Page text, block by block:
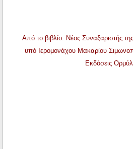
Από το βιβλίο: Νέος Συναξαριστής
υπό Ιερομονάχου Μακαρίου
Εκδόσεις